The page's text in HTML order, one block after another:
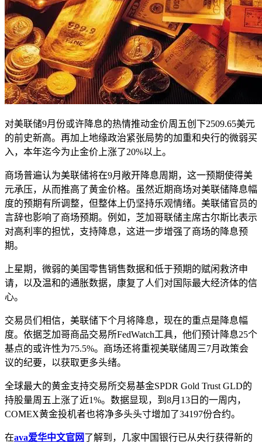
对美联储9月份或许降息的热情推动金价周五创下2509.65美元
的前史新高。再加上地缘政治紧张局势的加重和央行的微弱买
入，本年迄今为止金价上涨了20%以上。
商场普遍认为美联储将在9月敞开降息周期，这一预期使得美
元承压，从而推高了黄金价格。虽然近期商场对美联储降息幅
度的预期有所调整，但整体上仍坚持乐观情绪。美联储官员的
言辞也影响了商场预期。例如，芝加哥联储主席古尔斯比表示
对高利率的担忧，支持降息，这进一步增强了商场的降息预
期。
上星期，微弱的美国零售销售数据和低于预期的赋闲救济申
请，以及温和的通胀数据，康复了人们对国际最大经济体的信
心。
交易员们相信，美联储下个月将降息，现在的重点是降息幅
度。依据芝加哥商品交易所FedWatch工具，他们预计降息25个
基点的或许性为75.5%。商场还将重视美联储周三7月政策会
议的纪要，以获取更多头绪。
全球最大的黄金支持交易所交易基金SPDR Gold Trust GLD的
持股量周五上涨了近1%。数据显现，到8月13日的一周内，
COMEX黄金投机者也将净多头头寸增加了34197份合约。
在ava爱华中文官网了解到，几家中国银行已从央行获得新的